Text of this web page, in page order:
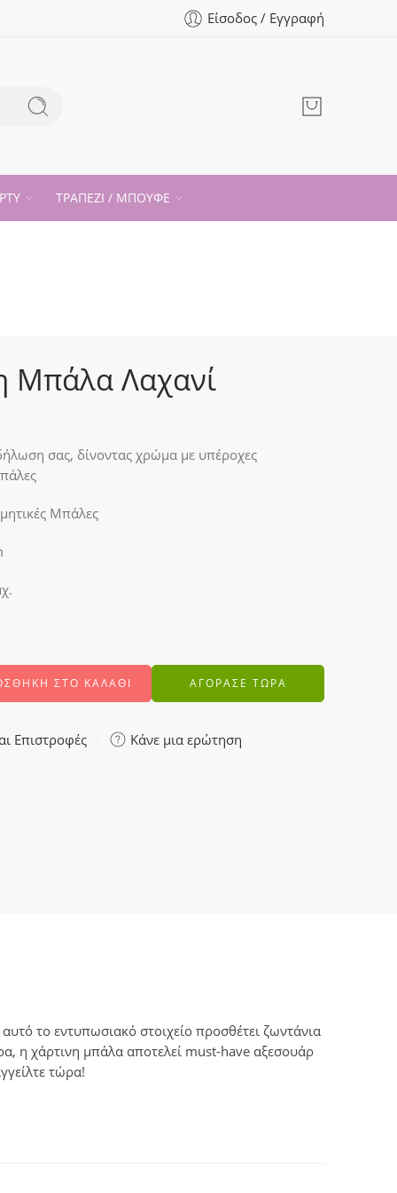
Είσοδος / Εγγραφή
ΤΡΑΠΕΖΙ / ΜΠΟΥΦΕ
Μπάλα Λαχανί
σας, δίνοντας χρώμα με υπέροχες
Μπάλες
ΣΤΟ ΚΑΛΆΘΙ ΑΓΟΡΑΣΕ ΤΩΡΑ
Επιστροφές Κάνε μια ερώτηση
το εντυπωσιακό στοιχείο προσθέτει ζωντάνια
η χάρτινη μπάλα αποτελεί must-have αξεσουάρ
τώρα!